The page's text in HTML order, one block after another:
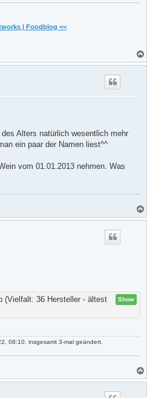
| Foodblog <<
Alters natürlich wesentlich mehr
ein paar der Namen liest^^
vom 01.01.2013 nehmen. Was
(Vielfalt: 36 Hersteller - ältest
Show
08:10, insgesamt 3-mal geändert.